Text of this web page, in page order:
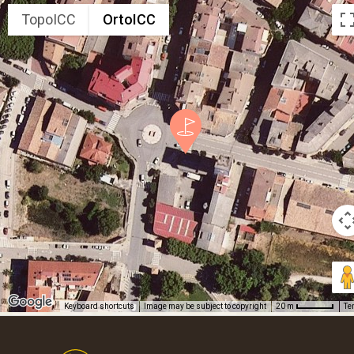
TopoICC OrtoICC
Keyboard shortcuts Image may be subject to copyright 20 m